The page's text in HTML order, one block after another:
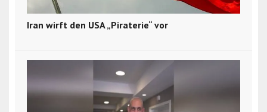
Iran wirft den USA „Piraterie“ vor